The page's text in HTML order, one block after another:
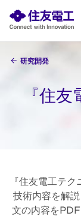
研究開発
『住
『住友電工テ
技術内容を解
文の内容を